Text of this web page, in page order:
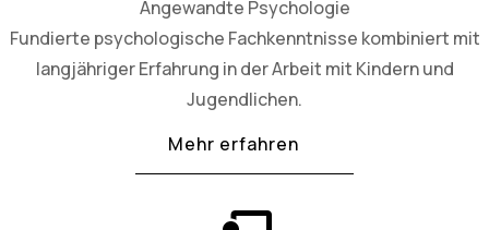
Angewandte Psychologie
Fundierte psychologische Fachkenntnisse kombiniert mit
langjähriger Erfahrung in der Arbeit mit Kindern und
Jugendlichen.
Mehr erfahren